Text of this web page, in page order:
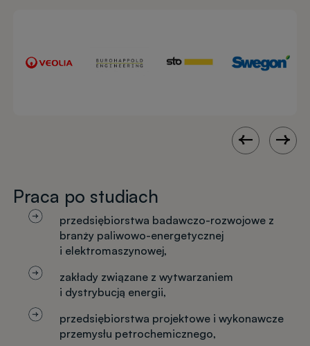
Praca po studiach
przedsiębiorstwa badawczo-rozwojowe z
branży paliwowo-energetycznej
i elektromaszynowej,
zakłady związane z wytwarzaniem
i dystrybucją energii,
przedsiębiorstwa projektowe i wykonawcze
przemysłu petrochemicznego,